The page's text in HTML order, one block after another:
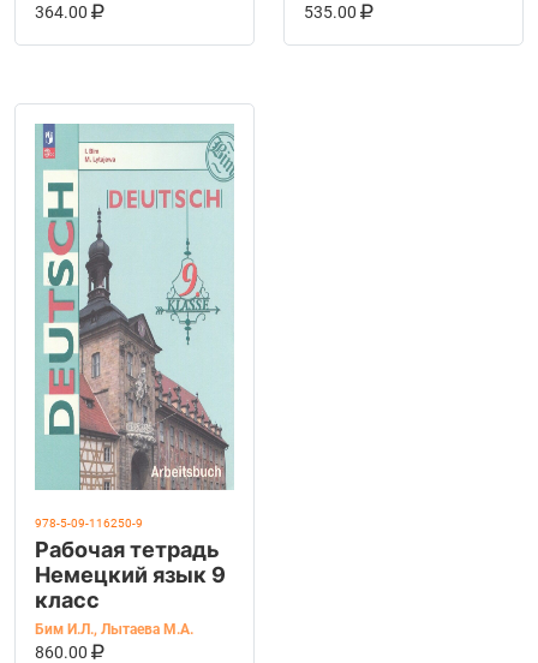
упражнений
364.00
В КОРЗИНУ
грамматика.
535.00
В КОРЗИНУ
978-5-09-116250-9
Рабочая тетрадь
Немецкий язык 9
класс
Бим И.Л., Лытаева М.А.
860.00
В КОРЗИНУ